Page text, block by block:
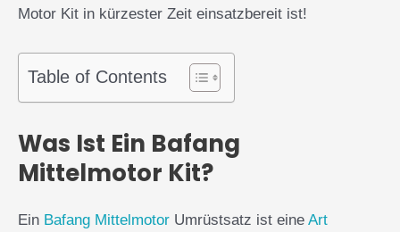
Motor Kit in kürzester Zeit einsatzbereit ist!
Table of Contents
Was Ist Ein Bafang
Mittelmotor Kit?
Ein Bafang Mittelmotor Umrüstsatz ist eine Art